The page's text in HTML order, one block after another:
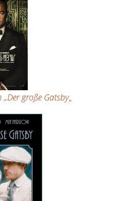
große Gatsby„